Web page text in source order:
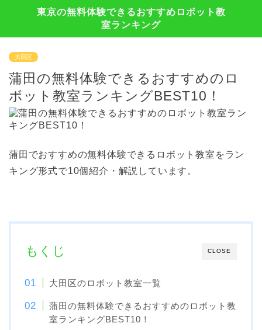
東京の無料体験できるおすすめロボット教
室ランキング
大田区
蒲田の無料体験できるおすすめのロ
ボット教室ランキングBEST10！
蒲田でおすすめの無料体験できるロボット教室をラン
キング形式で10個紹介・解説しています。
CLOSE
もくじ
大田区のロボット教室一覧
蒲田の無料体験できるおすすめのロボット教
室ランキングBEST10！